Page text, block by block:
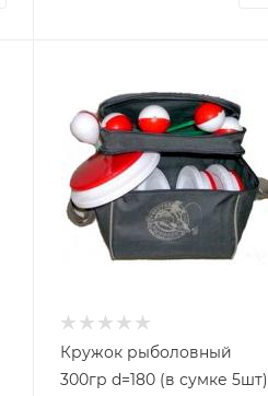
Кружок рыболовный
300гр d=180 (в сумке 5шт)